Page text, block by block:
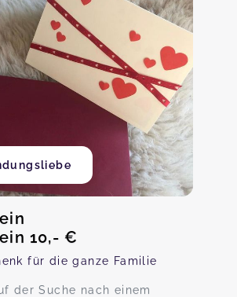
10,- €
für die ganze Familie
der Suche nach einem